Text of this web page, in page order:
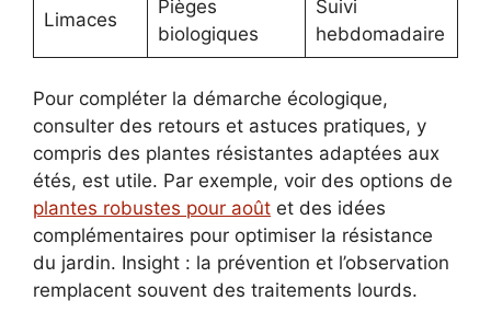
Limaces
Pièges
biologiques
Suivi
hebdomadaire
Pour compléter la démarche écologique,
consulter des retours et astuces pratiques, y
compris des plantes résistantes adaptées aux
étés, est utile. Par exemple, voir des options de
plantes robustes pour août et des idées
complémentaires pour optimiser la résistance
du jardin. Insight : la prévention et l’observation
remplacent souvent des traitements lourds.